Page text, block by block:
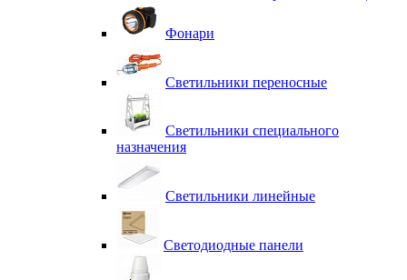
Фонари
Светильники переносные
Светильники специального
назначения
Светильники линейные
Светодиодные панели